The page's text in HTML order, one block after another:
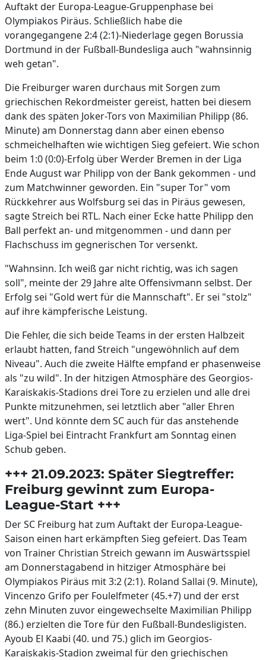
Auftakt der Europa-League-Gruppenphase bei
Olympiakos Piräus. Schließlich habe die
vorangegangene 2:4 (2:1)-Niederlage gegen Borussia
Dortmund in der Fußball-Bundesliga auch "wahnsinnig
weh getan".
Die Freiburger waren durchaus mit Sorgen zum
griechischen Rekordmeister gereist, hatten bei diesem
dank des späten Joker-Tors von Maximilian Philipp (86.
Minute) am Donnerstag dann aber einen ebenso
schmeichelhaften wie wichtigen Sieg gefeiert. Wie schon
beim 1:0 (0:0)-Erfolg über Werder Bremen in der Liga
Ende August war Philipp von der Bank gekommen - und
zum Matchwinner geworden. Ein "super Tor" vom
Rückkehrer aus Wolfsburg sei das in Piräus gewesen,
sagte Streich bei RTL. Nach einer Ecke hatte Philipp den
Ball perfekt an- und mitgenommen - und dann per
Flachschuss im gegnerischen Tor versenkt.
"Wahnsinn. Ich weiß gar nicht richtig, was ich sagen
soll", meinte der 29 Jahre alte Offensivmann selbst. Der
Erfolg sei "Gold wert für die Mannschaft". Er sei "stolz"
auf ihre kämpferische Leistung.
Die Fehler, die sich beide Teams in der ersten Halbzeit
erlaubt hatten, fand Streich "ungewöhnlich auf dem
Niveau". Auch die zweite Hälfte empfand er phasenweise
als "zu wild". In der hitzigen Atmosphäre des Georgios-
Karaiskakis-Stadions drei Tore zu erzielen und alle drei
Punkte mitzunehmen, sei letztlich aber "aller Ehren
wert". Und könnte dem SC auch für das anstehende
Liga-Spiel bei Eintracht Frankfurt am Sonntag einen
Schub geben.
+++ 21.09.2023: Später Siegtreffer:
Freiburg gewinnt zum Europa-
League-Start +++
Der SC Freiburg hat zum Auftakt der Europa-League-
Saison einen hart erkämpften Sieg gefeiert. Das Team
von Trainer Christian Streich gewann im Auswärtsspiel
am Donnerstagabend in hitziger Atmosphäre bei
Olympiakos Piräus mit 3:2 (2:1). Roland Sallai (9. Minute),
Vincenzo Grifo per Foulelfmeter (45.+7) und der erst
zehn Minuten zuvor eingewechselte Maximilian Philipp
(86.) erzielten die Tore für den Fußball-Bundesligisten.
Ayoub El Kaabi (40. und 75.) glich im Georgios-
Karaiskakis-Stadion zweimal für den griechischen